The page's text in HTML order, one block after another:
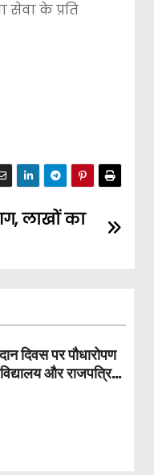
सेवा के प्रति
लाखों का
दिवस पर पौधारोपण
और राजपत्रित
मांग